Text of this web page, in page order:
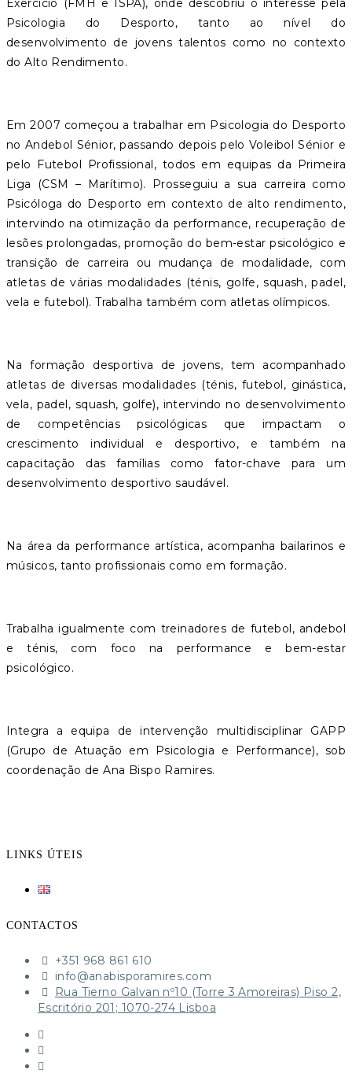
Exercício (FMH e ISPA), onde descobriu o interesse pela
Psicologia do Desporto, tanto ao nível do
desenvolvimento de jovens talentos como no contexto
do Alto Rendimento.
Em 2007 começou a trabalhar em Psicologia do Desporto
no Andebol Sénior, passando depois pelo Voleibol Sénior e
pelo Futebol Profissional, todos em equipas da Primeira
Liga (CSM – Marítimo). Prosseguiu a sua carreira como
Psicóloga do Desporto em contexto de alto rendimento,
intervindo na otimização da performance, recuperação de
lesões prolongadas, promoção do bem-estar psicológico e
transição de carreira ou mudança de modalidade, com
atletas de várias modalidades (ténis, golfe, squash, padel,
vela e futebol). Trabalha também com atletas olímpicos.
Na formação desportiva de jovens, tem acompanhado
atletas de diversas modalidades (ténis, futebol, ginástica,
vela, padel, squash, golfe), intervindo no desenvolvimento
de competências psicológicas que impactam o
crescimento individual e desportivo, e também na
capacitação das famílias como fator-chave para um
desenvolvimento desportivo saudável.
Na área da performance artística, acompanha bailarinos e
músicos, tanto profissionais como em formação.
Trabalha igualmente com treinadores de futebol, andebol
e ténis, com foco na performance e bem-estar
psicológico.
Integra a equipa de intervenção multidisciplinar GAPP
(Grupo de Atuação em Psicologia e Performance), sob
coordenação de Ana Bispo Ramires.
LINKS ÚTEIS
CONTACTOS
+351 968 861 610‬
​info@anabisporamires.com
Rua Tierno Galvan nº10 (Torre 3 Amoreiras) Piso 2,
Escritório 201; 1070-274 Lisboa